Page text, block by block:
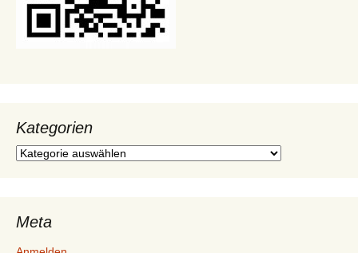
Kategorien
Kategorien
Meta